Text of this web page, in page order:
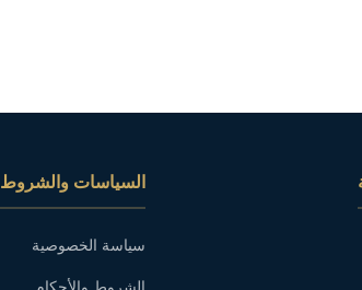
السياسات والشروط
سياسة الخصوصية